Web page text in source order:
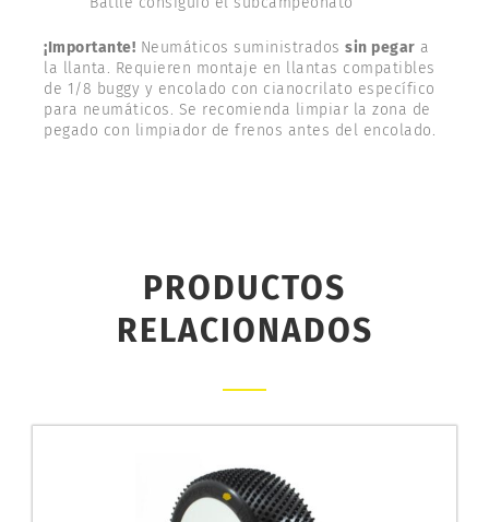
¡Importante! Neumáticos suministrados sin pegar a
la llanta. Requieren montaje en llantas compatibles
de 1/8 buggy y encolado con cianocrilato específico
para neumáticos. Se recomienda limpiar la zona de
pegado con limpiador de frenos antes del encolado.
PRODUCTOS
RELACIONADOS